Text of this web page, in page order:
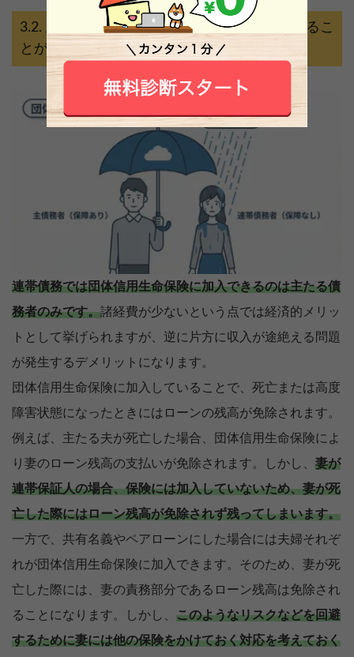
主たる債務者しか団体信用生命保険に入るこ
とができない
連帯債務では団体信用生命保険に加入できるのは主たる債
務者のみです。諸経費が少ないという点では経済的メリッ
トとして挙げられますが、逆に片方に収入が途絶える問題
が発生するデメリットになります。
団体信用生命保険に加入していることで、死亡または高度
障害状態になったときにはローンの残高が免除されます。
例えば、主たる夫が死亡した場合、団体信用生命保険によ
り妻のローン残高の支払いが免除されます。しかし、 妻が
連帯保証人の場合、保険には加入していないため、妻が死
亡した際にはローン残高が免除されず残ってしまいます。
一方で、共有名義やペアローンにした場合には夫婦それぞ
れが団体信用生命保険に加入できます。そのため、妻が死
亡した際には、妻の責務部分であるローン残高は免除され
ることになります。しかし、 このようなリスクなどを回避
するために妻には他の保険をかけておく対応を考えておく